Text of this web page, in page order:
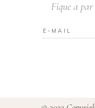
Fique a